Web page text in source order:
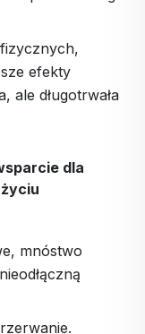
efekty
ale długotrwała
dla
mnóstwo